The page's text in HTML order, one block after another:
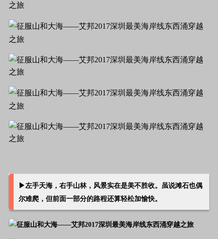
▶左手天海，右手山林，风景实在是美不胜收。虽说滩石也偶
尔难爬，但前面一部分的路程还算轻松加愉快。